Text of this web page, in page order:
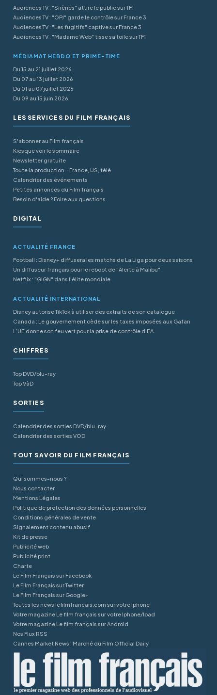
Audiences TV : "Sirènes" attire le public sur TF1
Audiences TV : "OPJ" garde le contrôle sur France 3
Audiences TV : "Les fugitifs" captive sur France 3
Audiences TV : "Madame Web" tisse sa toile sur TF1
MÉDIAMAT HEBDO ET PRIME-TIME
Du 15 au 21 juillet 2026
Du 07 au 13 juillet 2026
Du 01 au 07 juillet 2026
Du 09 au 15 juin 2026
LES SERVICES DU FILM FRANÇAIS
S'abonner au Film français
Kiosque voir le sommaire
Newsletter gratuite
Toute la production - France, US, télé
Calendrier des événements
Petites annonces du Film français
Besoin d'aide ? Foire aux questions
DIGITAL
ACTUALITÉ FRANCE
Football : Disney+ diffusera les matchs de La Liga pour deux saisons
Un diffuseur français pour le reboot de "Alerte à Malibu"
Netflix : "GIGN" dans l'élite mondiale
ACTUALITÉ INTERNATIONAL
Disney autorise TikTok à utiliser des extraits de son catalogue
Canada : Le gouvernement cède sur les taxes imposées aux Gafan
L’UE donne son feu vert pour la prise de contrôle d’EA
CHIFFRES
Top DVD/blu-ray
Top VàD
SORTIES
Calendrier des sorties DVD/blu-ray
Calendrier des sorties VOD
TOUT SAVOIR DU FILM FRANÇAIS
Qui sommes-nous ?
Nous contacter
Mentions Légales
Politique de protection des données personnelles
Conditions générales de vente
Signalement contenu abusif
Kit de presse
Publicité web
Publicité print
Charte
Le Film Français sur Facebook
Le Film Français sur Twitter
Le Film Français sur Google+
Toutes les news lefilmfrancais.com sur votre Iphone
Votre magazine Le film français sur votre Iphone/Ipad
Votre magazine Le film français sur Android
Nos Flux RSS
Cannes Market News : Marché du Film Official Daily